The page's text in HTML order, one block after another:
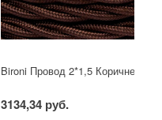
Bironi Провод 2*1,5 Коричневый
3134,34 руб.